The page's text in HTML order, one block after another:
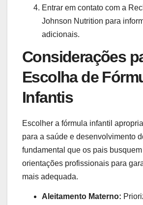
Entrar em contato com a
Johnson Nutrition para
adicionais.
Considerações
Escolha de
Infantis
Escolher a fórmula infantil
para a saúde e desenvolvimento
fundamental que os pais
orientações profissionais para
mais adequada.
Aleitamento Materno: